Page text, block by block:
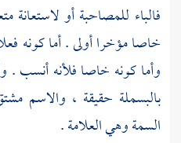
فالباء للمصاحبة أو
خاصا مؤخرا أولى . أما كونه
وأما كونه خاصا فلأنه أنسب .
بالبسملة حقيقة ، والاسم
السمة وهي العلامة .